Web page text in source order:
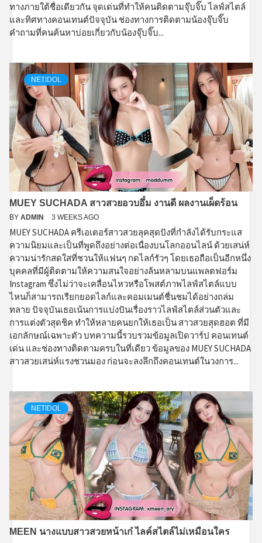
ทางภายใต้ชื่อเดียวกัน จุดเด่นที่ทำให้คนติดตามจุ๊บจิ๊บ ไลฟ์สไตล์
และทิศทางคอนเทนต์ปัจจุบัน ช่องทางการติดตามน้องจุ๊บจิ๊บ
คำถามที่คนค้นหาบ่อยเกี่ยวกับน้องจุ๊บจิ๊บ...
NETIDOL
MUEY SUCHADA สาวสวยอวบอึ๋ม งานดี ผลงานเผ็ดร้อน
BY ADMIN 3 WEEKS AGO
MUEY SUCHADA ครีเอเตอร์สาวสวยลุคสุดปังที่กำลังได้รับกระแส
ความนิยมและเป็นที่พูดถึงอย่างต่อเนื่องบนโลกออนไลน์ ด้วยเสน่ห์
ความน่ารักสดใสที่ชวนให้แฟนๆ กดไลก์รัวๆ โดยเธอถือเป็นอีกหนึ่ง
บุคคลที่มีผู้ติดตามให้ความสนใจอย่างล้นหลามบนแพลตฟอร์ม
Instagram ซึ่งไม่ว่าจะเคลื่อนไหวหรือโพสต์ภาพไลฟ์สไตล์แบบ
ไหนก็สามารถเรียกยอดไลก์และคอมเมนต์ชื่นชมได้อย่างถล่ม
ทลาย ปัจจุบันเธอเน้นการแบ่งปันเรื่องราวไลฟ์สไตล์ส่วนตัวและ
การแต่งตัวสุดชิค ทำให้หลายคนยกให้เธอเป็น สาวสวยสุดฮอต ที่มี
เอกลักษณ์เฉพาะตัว บทความนี้รวบรวมข้อมูลเปิดวาร์ป คอนเทนต์
เด่น และช่องทางติดตามครบในที่เดียว ข้อมูลของ MUEY SUCHADA
สาวสวยเสน่ห์แรงชวนมอง ก่อนจะลงลึกถึงคอนเทนต์ในวงการ...
NETIDOL
MEEN นางแบบสาวสวยหน้าเก๋ ไลค์สไตล์ไม่เหมือนใคร